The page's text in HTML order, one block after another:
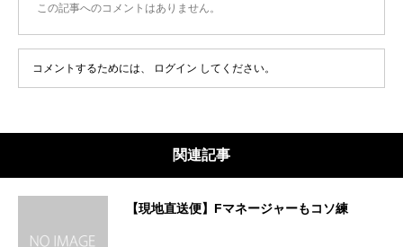
この記事へのコメントはありません。
コメントするためには、 ログイン してください。
関連記事
【現地直送便】Fマネージャーもコソ練